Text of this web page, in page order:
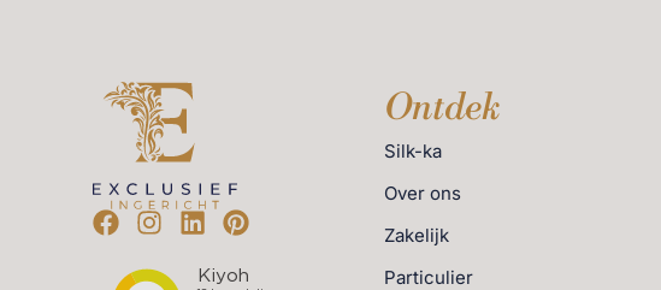
Ontdek
Silk-ka
Over ons
Zakelijk
Particulier